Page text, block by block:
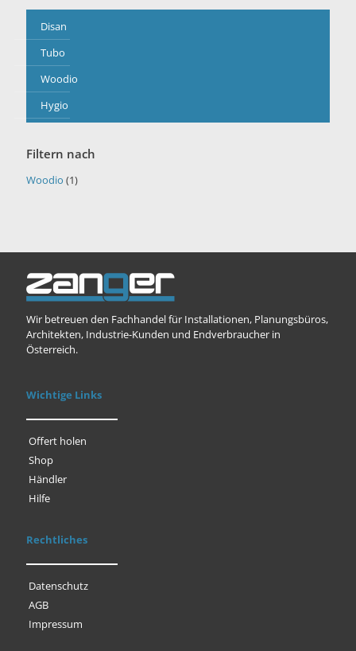
Disan
Tubo
Woodio
Hygio
Filtern nach
Woodio (1)
Wir betreuen den Fachhandel für Installationen, Planungsbüros,
Architekten, Industrie-Kunden und Endverbraucher in
Österreich.
Wichtige Links
Offert holen
Shop
Händler
Hilfe
Rechtliches
Datenschutz
AGB
Impressum